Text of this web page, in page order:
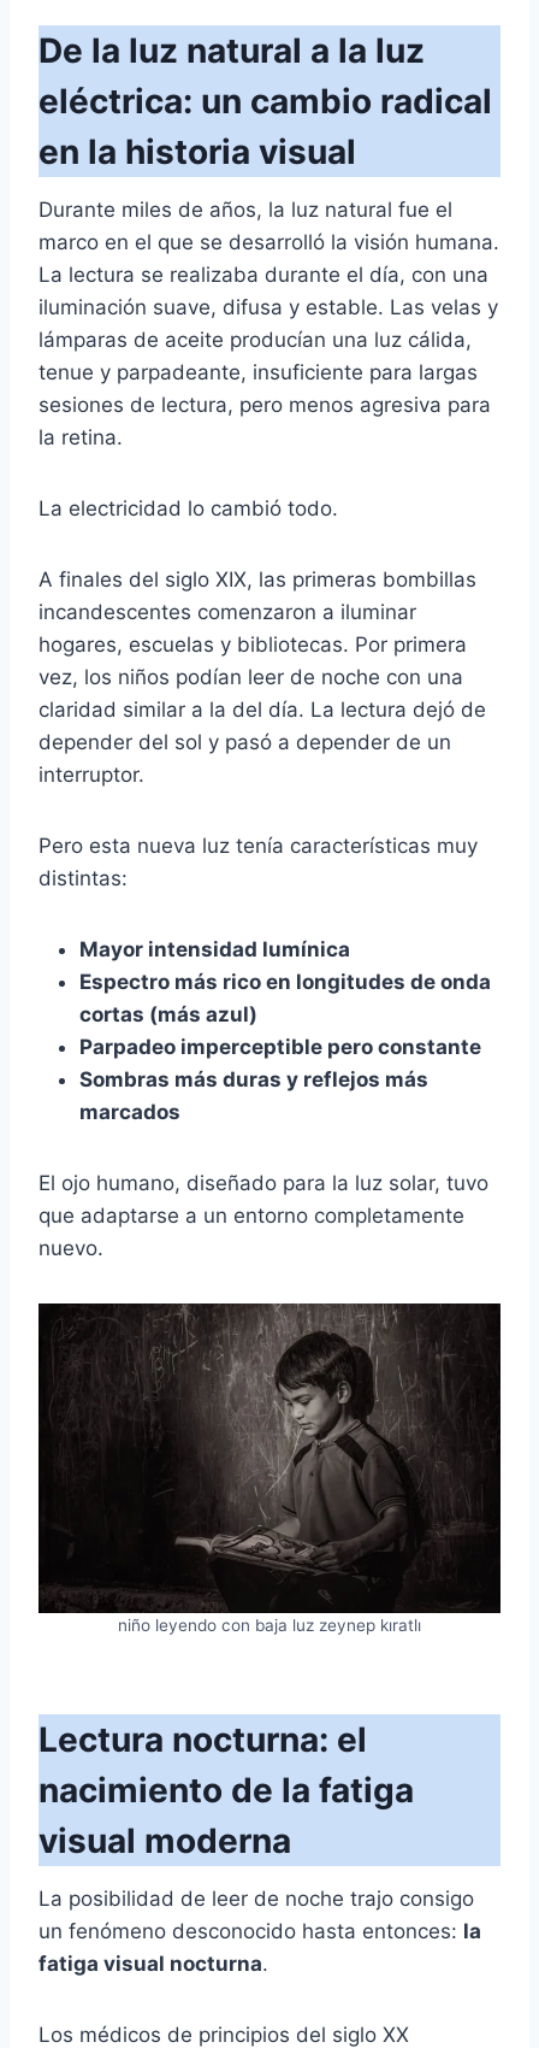
De la luz natural a la luz
eléctrica: un cambio radical
en la historia visual
Durante miles de años, la luz natural fue el
marco en el que se desarrolló la visión humana.
La lectura se realizaba durante el día, con una
iluminación suave, difusa y estable. Las velas y
lámparas de aceite producían una luz cálida,
tenue y parpadeante, insuficiente para largas
sesiones de lectura, pero menos agresiva para
la retina.
La electricidad lo cambió todo.
A finales del siglo XIX, las primeras bombillas
incandescentes comenzaron a iluminar
hogares, escuelas y bibliotecas. Por primera
vez, los niños podían leer de noche con una
claridad similar a la del día. La lectura dejó de
depender del sol y pasó a depender de un
interruptor.
Pero esta nueva luz tenía características muy
distintas:
Mayor intensidad lumínica
Espectro más rico en longitudes de onda
cortas (más azul)
Parpadeo imperceptible pero constante
Sombras más duras y reflejos más
marcados
El ojo humano, diseñado para la luz solar, tuvo
que adaptarse a un entorno completamente
nuevo.
niño leyendo con baja luz zeynep kıratlı
Lectura nocturna: el
nacimiento de la fatiga
visual moderna
La posibilidad de leer de noche trajo consigo
un fenómeno desconocido hasta entonces: la
fatiga visual nocturna.
Los médicos de principios del siglo XX